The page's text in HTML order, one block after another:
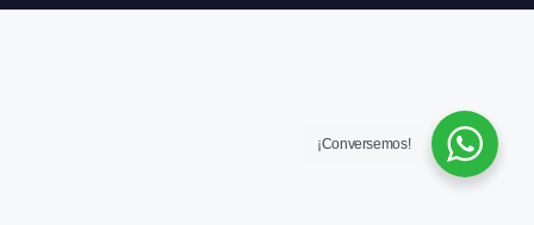
¡Conversemos!